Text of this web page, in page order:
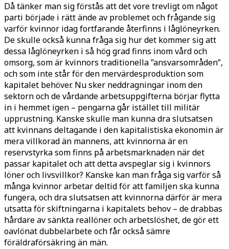
Då tänker man sig förstås att det vore trevligt om något
parti började i rätt ände av problemet och frågande sig
varför kvinnor idag fortfarande återfinns i låglöneyrken.
De skulle också kunna fråga sig hur det kommer sig att
dessa låglöneyrken i så hög grad finns inom vård och
omsorg, som är kvinnors traditionella ”ansvarsområden”,
och som inte står för den mervärdesproduktion som
kapitalet behöver. Nu sker neddragningar inom den
sektorn och de vårdande arbetsuppgifterna börjar flytta
in i hemmet igen – pengarna går istället till militär
upprustning. Kanske skulle man kunna dra slutsatsen
att kvinnans deltagande i den kapitalistiska ekonomin är
mera villkorad än mannens, att kvinnorna är en
reservstyrka som finns på arbetsmarknaden när det
passar kapitalet och att detta avspeglar sig i kvinnors
löner och livsvillkor? Kanske kan man fråga sig varför så
många kvinnor arbetar deltid för att familjen ska kunna
fungera, och dra slutsatsen att kvinnorna därför är mera
utsatta för skiftningarna i kapitalets behov – de drabbas
hårdare av sänkta reallöner och arbetslöshet, de gör ett
oavlönat dubbelarbete och får också sämre
föräldraförsäkring än män.